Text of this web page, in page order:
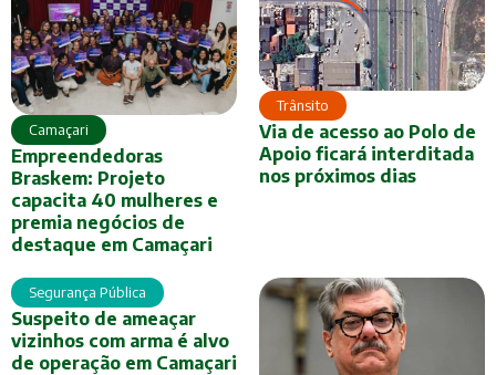
Camaçari
Empreendedoras
Braskem: Projeto
capacita 40 mulheres e
premia negócios de
destaque em Camaçari
Trânsito
Via de acesso ao Polo de
Apoio ficará interditada
nos próximos dias
Segurança Pública
Suspeito de ameaçar
vizinhos com arma é alvo
de operação em Camaçari